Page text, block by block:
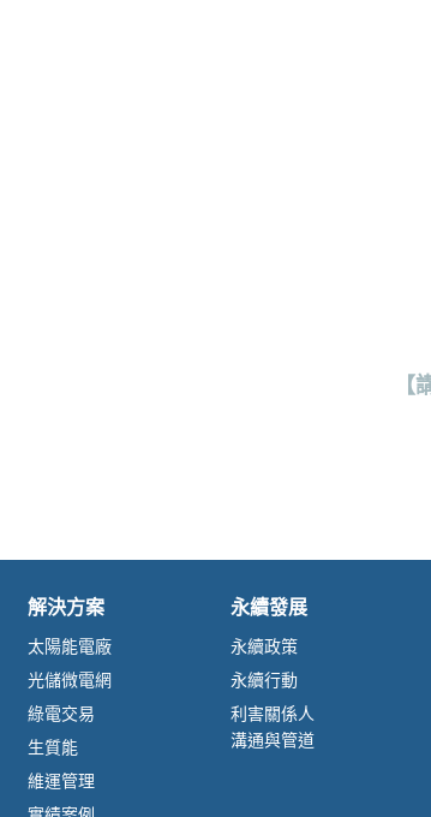
解決方案
太陽能電廠
光儲微電網
綠電交易
生質能
維運管理
永續發展
永續政策
永續行動
利害關係人
溝通與管道